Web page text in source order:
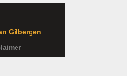
Gilbergen